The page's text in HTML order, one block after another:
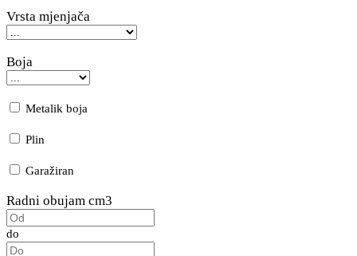
Vrsta mjenjača
Boja
Metalik boja
Plin
Garažiran
Radni obujam cm3
do